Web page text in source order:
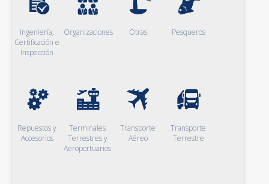
Ingeniería,
Certificación e
Inspección
Organizaciones Otras Pesqueros
Repuestos y
Accesorios
Terminales
Terrestres y
Aeroportuarios
Transporte
Aéreo
Transporte
Terrestre